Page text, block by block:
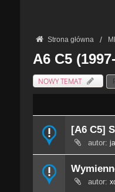
Strona główna
A6 C5
NOWY TEMAT
[A6 C5]
autor:
autor: